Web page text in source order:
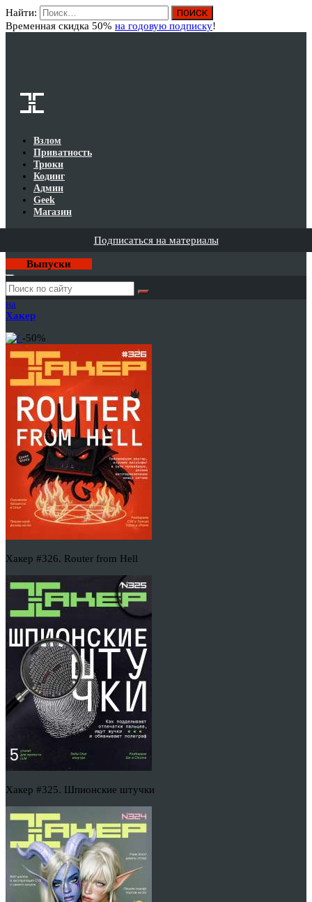
Найти:
Временная скидка 50% на годовую подписку!
Взлом
Приватность
Трюки
Кодинг
Админ
Geek
Магазин
Подписаться на материалы
Выпуски
Годовая
подписка
на
Хакер
-50%
Хакер #326. Router from Hell
Хакер #325. Шпионские штучки